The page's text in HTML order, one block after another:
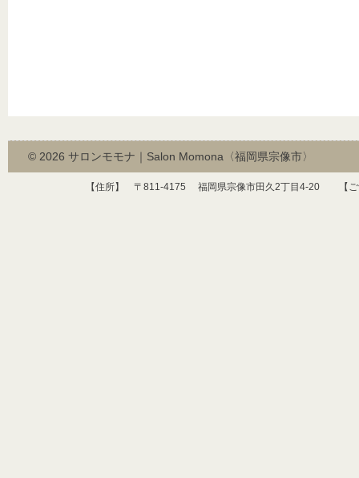
© 2026 サロンモモナ｜Salon Momona〈福岡県宗像市〉
【住所】 〒 811-4175 福岡県宗像市田久2丁目 4-20 【ご